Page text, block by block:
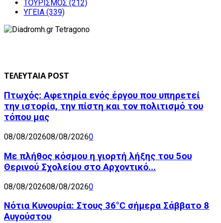
ΤΟΥΡΙΣΜΟΣ (212)
ΥΓΕΙΑ (339)
ΤΕΛΕΥΤΑΙΑ POST
Πτωχός: Αφετηρία ενός έργου που υπηρετεί
την ιστορία, την πίστη και τον πολιτισμό του
τόπου μας
08/08/202608/08/20260
Με πλήθος κόσμου η γιορτή λήξης του 5ου
Θερινού Σχολείου στο Αρχοντικό...
08/08/202608/08/20260
Νότια Κυνουρία: Στους 36°C σήμερα Σάββατο 8
Αυγούστου